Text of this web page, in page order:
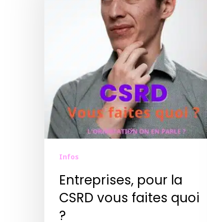
Infos
Entreprises, pour la
CSRD vous faites quoi
?